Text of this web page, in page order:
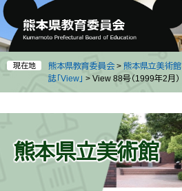
ペ
ー
ジ
の
先
で
メ
ニ
ュ
ー
を
ば
現在地 熊本県教育委員会 > 熊本県立美術館
誌「View」 > View 88号（1999年2月）
熊本県立美術館